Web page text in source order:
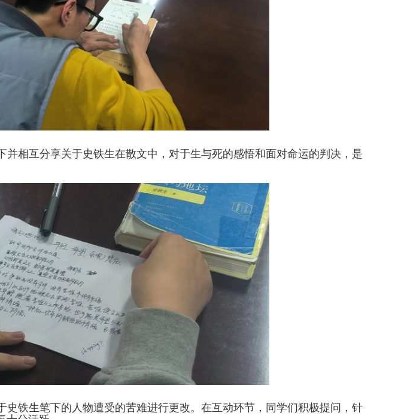
并相互分享关于史铁生在散文中，对于生与死的感悟和面对命运的判决，是
史铁生笔下的人物遭受的苦难进行更改。在互动环节，同学们积极提问，针